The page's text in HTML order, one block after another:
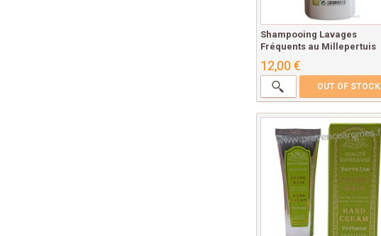
Shampooing Lavages
Fréquents au Millepertuis
12,00 €
OUT OF STOCK